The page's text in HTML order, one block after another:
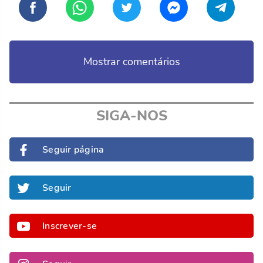
Mostrar comentários
SIGA-NOS
Seguir página
Seguir
Inscrever-se